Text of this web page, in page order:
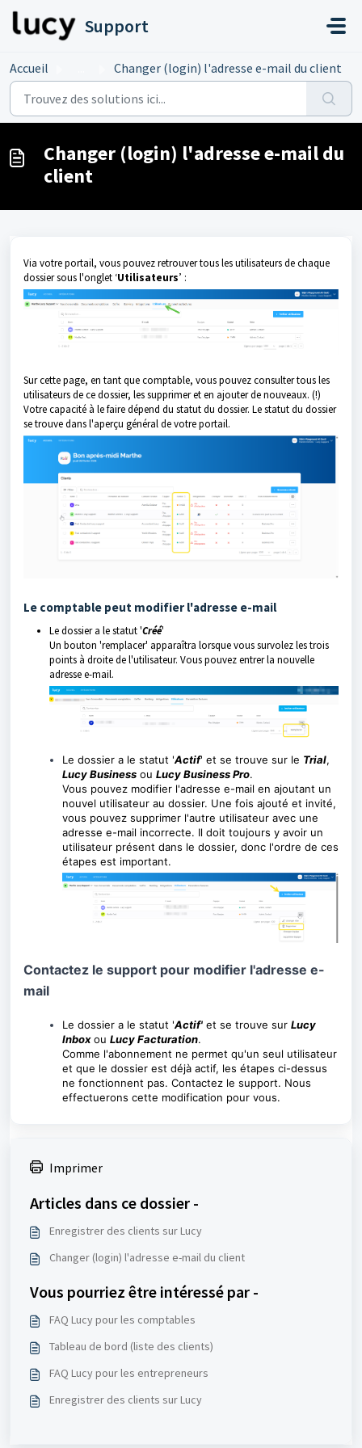
Support
Accueil Changer (login) l'adresse e-mail du client
Changer (login) l'adresse e-mail du
client
Via votre portail, vous pouvez retrouver tous les utilisateurs de chaque
dossier sous l'onglet ‘Utilisateurs’ :
Sur cette page, en tant que comptable, vous pouvez consulter tous les
utilisateurs de ce dossier, les supprimer et en ajouter de nouveaux. (!)
Votre capacité à le faire dépend du statut du dossier. Le statut du dossier
se trouve dans l'aperçu général de votre portail.
Le comptable peut modifier l'adresse e-mail
Le dossier a le statut 'Créé'
Un bouton 'remplacer' apparaîtra lorsque vous survolez les trois
points à droite de l'utilisateur. Vous pouvez entrer la nouvelle
adresse e-mail.
Le dossier a le statut 'Actif' et se trouve sur le Trial,
Lucy Business ou Lucy Business Pro.
Vous pouvez modifier l'adresse e-mail en ajoutant un
nouvel utilisateur au dossier. Une fois ajouté et invité,
vous pouvez supprimer l'autre utilisateur avec une
adresse e-mail incorrecte. Il doit toujours y avoir un
utilisateur présent dans le dossier, donc l'ordre de ces
étapes est important.
Contactez le support pour modifier l'adresse e-
mail
Le dossier a le statut 'Actif' et se trouve sur Lucy
Inboxou Lucy Facturation.
Comme l'abonnement ne permet qu'un seul utilisateur
et que le dossier est déjà actif, les étapes ci-dessus
ne fonctionnent pas. Contactez le support. Nous
effectuerons cette modification pour vous.
Imprimer
Articles dans ce dossier -
Enregistrer des clients sur Lucy
Changer (login) l'adresse e-mail du client
Vous pourriez être intéressé par -
FAQ Lucy pour les comptables
Tableau de bord (liste des clients)
FAQ Lucy pour les entrepreneurs
Enregistrer des clients sur Lucy